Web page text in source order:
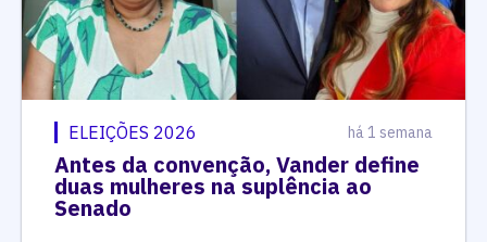
ELEIÇÕES 2026 há 1 semana
Antes da convenção, Vander define
duas mulheres na suplência ao
Senado